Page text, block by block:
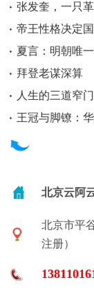
张发奎，一只
帝王性格决定
夏言：明朝唯
拜登老谋深算
人生的三道窄门
王冠与脚镣：
北京云阿
北京市平
注册）